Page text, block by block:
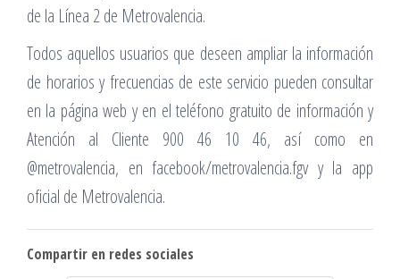
de la Línea 2 de Metrovalencia.
Todos aquellos usuarios que deseen ampliar la información
de horarios y frecuencias de este servicio pueden consultar
en la página web y en el teléfono gratuito de información y
Atención al Cliente 900 46 10 46, así como en
@metrovalencia, en facebook/metrovalencia.fgv y la app
oficial de Metrovalencia.
Compartir en redes sociales